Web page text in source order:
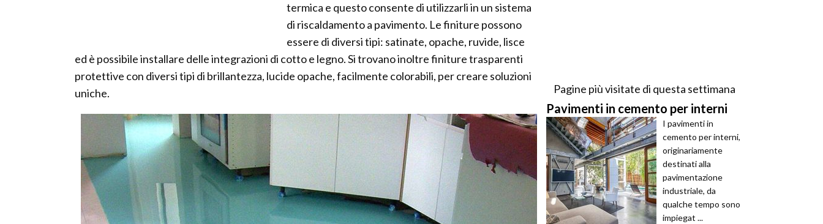
termica e questo consente di utilizzarli in un sistema
di riscaldamento a pavimento. Le finiture possono
essere di diversi tipi: satinate, opache, ruvide, lisce
ed è possibile installare delle integrazioni di cotto e legno. Si trovano inoltre finiture trasparenti
protettive con diversi tipi di brillantezza, lucide opache, facilmente colorabili, per creare soluzioni
uniche.
Pagine più visitate di questa settimana
Pavimenti in cemento per interni
I pavimenti in
cemento per interni,
originariamente
destinati alla
pavimentazione
industriale, da
qualche tempo sono
impiegat ...